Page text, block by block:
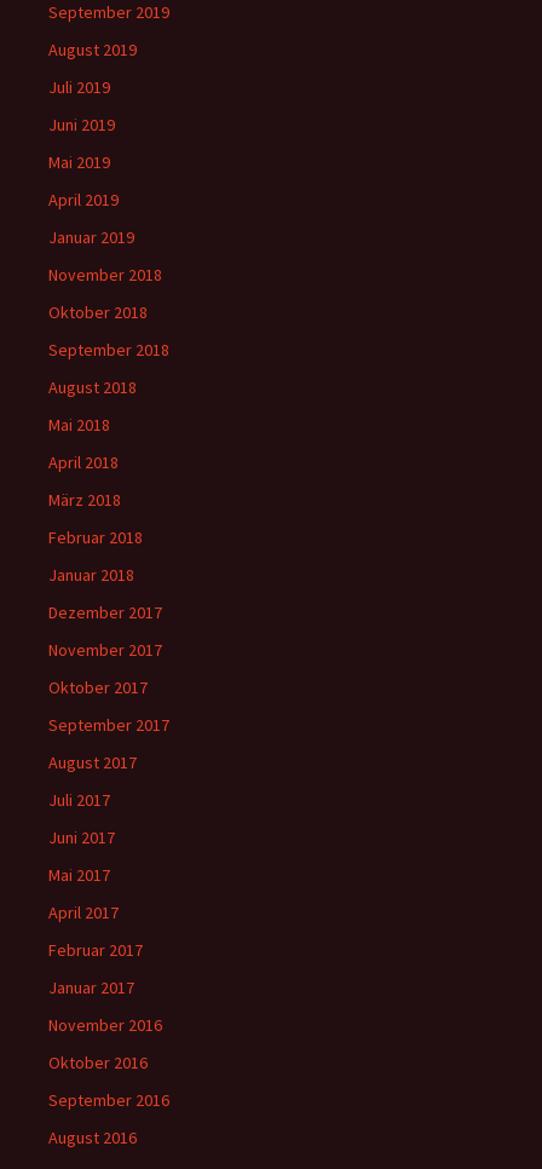
September 2019
August 2019
Juli 2019
Juni 2019
Mai 2019
April 2019
Januar 2019
November 2018
Oktober 2018
September 2018
August 2018
Mai 2018
April 2018
März 2018
Februar 2018
Januar 2018
Dezember 2017
November 2017
Oktober 2017
September 2017
August 2017
Juli 2017
Juni 2017
Mai 2017
April 2017
Februar 2017
Januar 2017
November 2016
Oktober 2016
September 2016
August 2016